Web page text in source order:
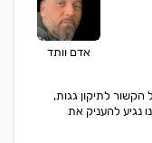
אדם וותד
לתיקון גגות,
נגיע להעניק את